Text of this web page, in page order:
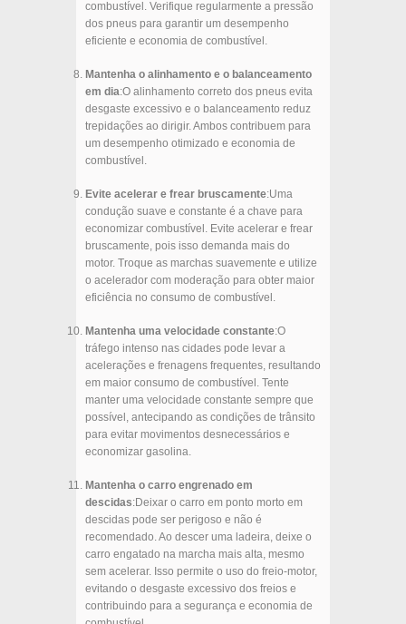
combustível. Verifique regularmente a pressão
dos pneus para garantir um desempenho
eficiente e economia de combustível.
Mantenha o alinhamento e o balanceamento
em dia:O alinhamento correto dos pneus evita
desgaste excessivo e o balanceamento reduz
trepidações ao dirigir. Ambos contribuem para
um desempenho otimizado e economia de
combustível.
Evite acelerar e frear bruscamente:Uma
condução suave e constante é a chave para
economizar combustível. Evite acelerar e frear
bruscamente, pois isso demanda mais do
motor. Troque as marchas suavemente e utilize
o acelerador com moderação para obter maior
eficiência no consumo de combustível.
Mantenha uma velocidade constante:O
tráfego intenso nas cidades pode levar a
acelerações e frenagens frequentes, resultando
em maior consumo de combustível. Tente
manter uma velocidade constante sempre que
possível, antecipando as condições de trânsito
para evitar movimentos desnecessários e
economizar gasolina.
Mantenha o carro engrenado em
descidas:Deixar o carro em ponto morto em
descidas pode ser perigoso e não é
recomendado. Ao descer uma ladeira, deixe o
carro engatado na marcha mais alta, mesmo
sem acelerar. Isso permite o uso do freio-motor,
evitando o desgaste excessivo dos freios e
contribuindo para a segurança e economia de